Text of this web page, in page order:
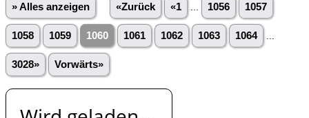
» Alles anzeigen «Zurück «1 1056 1057
1058 1059 1060 1061 1062 1063 1064
3028» Vorwärts»